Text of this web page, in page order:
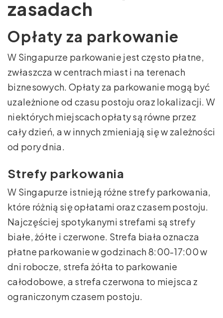
zasadach
Opłaty za parkowanie
W Singapurze parkowanie jest często płatne,
zwłaszcza w centrach miast i na terenach
biznesowych. Opłaty za parkowanie mogą być
uzależnione od czasu postoju oraz lokalizacji. W
niektórych miejscach opłaty są równe przez
cały dzień, a w innych zmieniają się w zależności
od pory dnia.
Strefy parkowania
W Singapurze istnieją różne strefy parkowania,
które różnią się opłatami oraz czasem postoju.
Najczęściej spotykanymi strefami są strefy
białe, żółte i czerwone. Strefa biała oznacza
płatne parkowanie w godzinach 8:00-17:00 w
dni robocze, strefa żółta to parkowanie
całodobowe, a strefa czerwona to miejsca z
ograniczonym czasem postoju.